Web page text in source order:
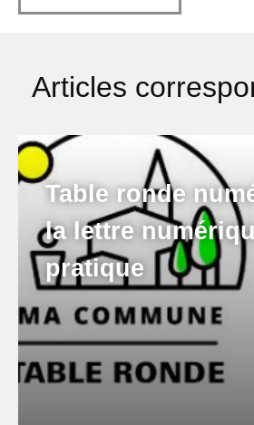
Articles
Table ronde
la lettre
pratique